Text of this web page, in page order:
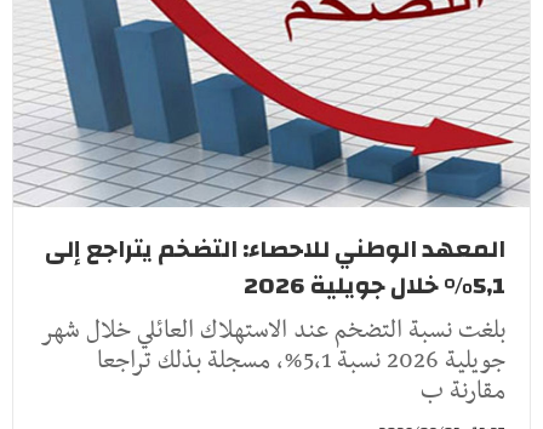
المعهد الوطني للاحصاء: التضخم يتراجع إلى
5,1% خلال جويلية 2026
بلغت نسبة التضخم عند الاستهلاك العائلي خلال شهر
جويلية 2026 نسبة 5,1%، مسجلة بذلك تراجعا
مقارنة ب